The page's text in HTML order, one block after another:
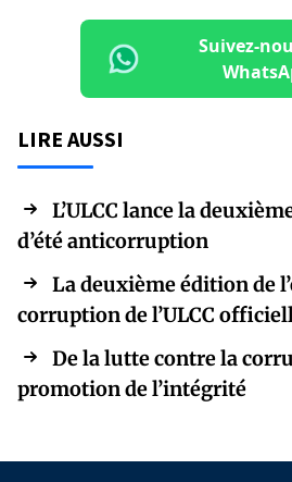
Suivez-
LIRE AUSSI
L’ULCC lance la
d’été anticorruption
La deuxième édition de
corruption de l’ULCC
De la lutte contre la
promotion de l’intégrité